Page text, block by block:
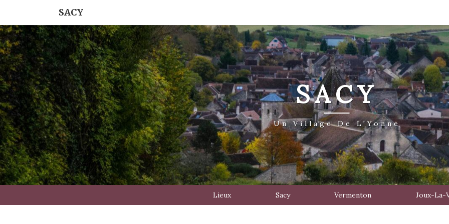
SACY
SACY
Un Village De L'Yonne
Lieux Sacy Vermenton Joux-La-